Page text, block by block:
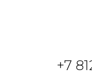
+7